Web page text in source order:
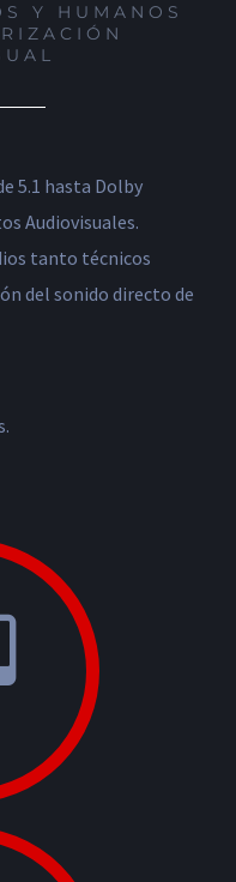
Y HUMANOS
5.1 hasta Dolby
Audiovisuales.
tanto técnicos
del sonido directo de